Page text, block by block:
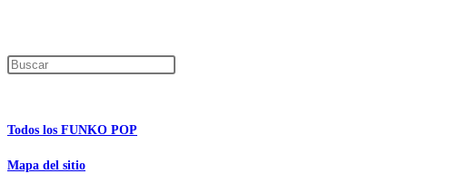
Todos los FUNKO POP
Mapa del sitio